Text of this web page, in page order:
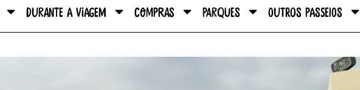
Durante a Viagem Compras Parques Outros passeios